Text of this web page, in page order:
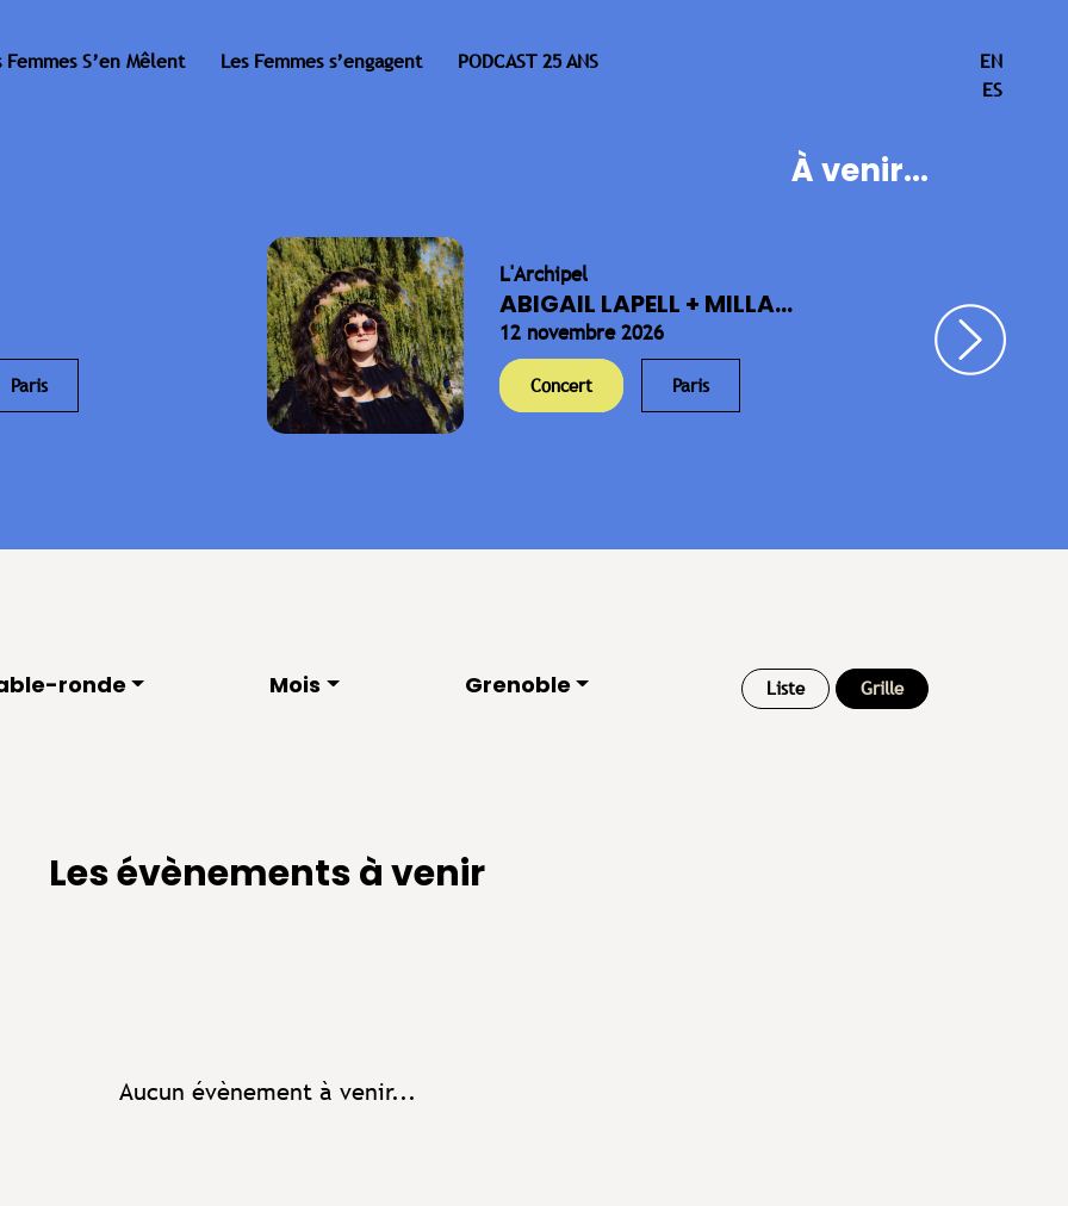
Femmes S’en Mêlent Les Femmes s’engagent PODCAST 25 ANS
EN
ES
À venir...
Paris
L'Archipel
ABIGAIL LAPELL + MILLA...
12 novembre 2026
Concert Paris
ronde Mois Grenoble Liste Grille
Les évènements à venir
Aucun évènement à venir...